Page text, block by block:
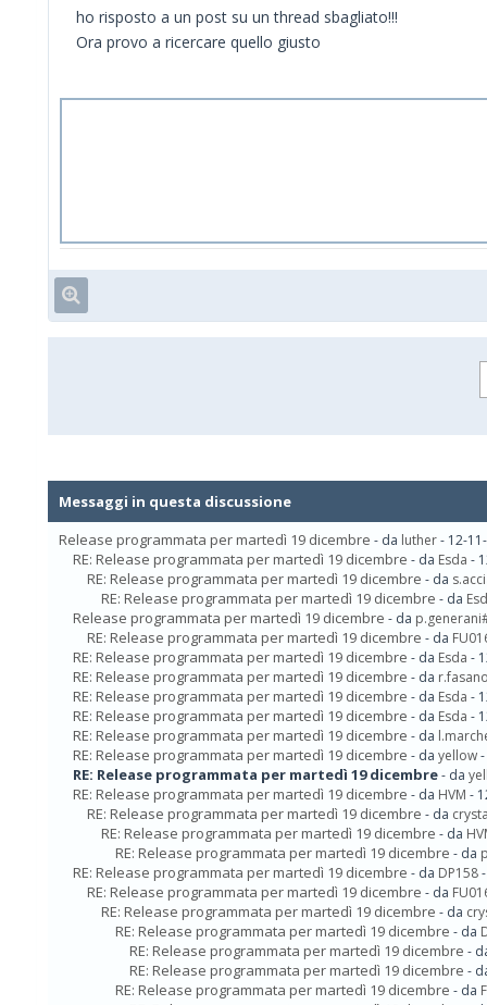
ho risposto a un post su un thread sbagliato!!!
Ora provo a ricercare quello giusto
Messaggi in questa discussione
Release programmata per martedì 19 dicembre - da luther- 12-
RE: Release programmata per martedì 19 dicembre - da Esda -
RE: Release programmata per martedì 19 dicembre - da
RE: Release programmata per martedì 19 dicembre - da
Release programmata per martedì 19 dicembre - da
RE: Release programmata per martedì 19 dicembre - da
RE: Release programmata per martedì 19 dicembre - da Esda -
RE: Release programmata per martedì 19 dicembre - da
RE: Release programmata per martedì 19 dicembre - da Esda -
RE: Release programmata per martedì 19 dicembre - da Esda -
RE: Release programmata per martedì 19 dicembre - da
RE: Release programmata per martedì 19 dicembre - da yellow
RE: Release programmata per martedì 19 dicembre- da
RE: Release programmata per martedì 19 dicembre - da HVM -
RE: Release programmata per martedì 19 dicembre - da
RE: Release programmata per martedì 19 dicembre - da
RE: Release programmata per martedì 19 dicembre - da
RE: Release programmata per martedì 19 dicembre - da DP158
RE: Release programmata per martedì 19 dicembre - da
RE: Release programmata per martedì 19 dicembre - da
RE: Release programmata per martedì 19 dicembre - da
RE: Release programmata per martedì 19 dicembre -
RE: Release programmata per martedì 19 dicembre -
RE: Release programmata per martedì 19 dicembre - da